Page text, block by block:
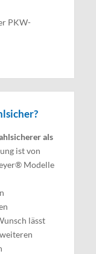
PKW-
als
ist von
Modelle
lässt